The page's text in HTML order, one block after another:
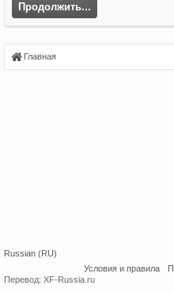
Продолжить...
Главная
Russian (RU)
Условия и правила
Перевод: XF-Russia.ru